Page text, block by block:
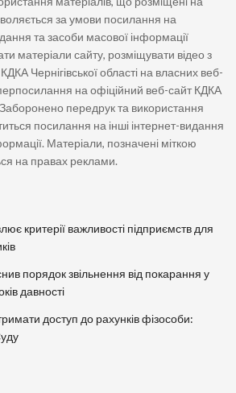
за умови посилання на
та засоби масової інформації
матеріали сайту, розміщувати відео з
Чернігівської області на власних веб-
на офіційний веб-сайт КДКА
Заборонено передрук та використання
посилання на інші інтернет-видання
Матеріали, позначені міткою
на правах реклами.
критерії важливості підприємств для
порядок звільнення від покарання у
давності
доступ до рахунків фізособи: